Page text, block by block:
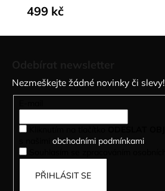
499 kč
Nezmeškejte žádné novinky či slevy!
obchodními podmínkami.
PŘIHLÁSIT SE